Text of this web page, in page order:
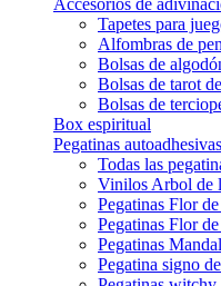
Accesorios de
Tapetes para
Alfombras de
Bolsas de
Bolsas de tarot
Bolsas de
Box espiritual
Pegatinas autoadhesivas
Todas las
Vinilos Arbol de
Pegatinas Flor
Pegatinas Flor
Pegatinas
Pegatina signo